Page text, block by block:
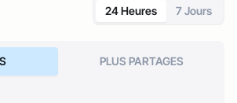
24 Heures 7 Jours
PLUS PARTAGES